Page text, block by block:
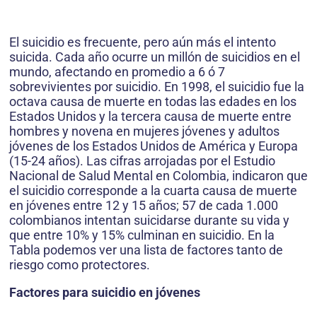
El suicidio es frecuente, pero aún más el intento
suicida. Cada año ocurre un millón de suicidios en el
mundo, afectando en promedio a 6 ó 7
sobrevivientes por suicidio. En 1998, el suicidio fue la
octava causa de muerte en todas las edades en los
Estados Unidos y la tercera causa de muerte entre
hombres y novena en mujeres jóvenes y adultos
jóvenes de los Estados Unidos de América y Europa
(15-24 años). Las cifras arrojadas por el Estudio
Nacional de Salud Mental en Colombia, indicaron que
el suicidio corresponde a la cuarta causa de muerte
en jóvenes entre 12 y 15 años; 57 de cada 1.000
colombianos intentan suicidarse durante su vida y
que entre 10% y 15% culminan en suicidio. En la
Tabla podemos ver una lista de factores tanto de
riesgo como protectores.
Factores para suicidio en jóvenes